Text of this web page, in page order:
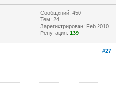
Сообщений: 450
Тем: 24
Зарегистрирован: Feb 2010
Репутация:139
#27